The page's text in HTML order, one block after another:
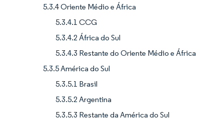
5.3.4 Oriente Médio e África
5.3.4.1 CCG
5.3.4.2 África do Sul
5.3.4.3 Restante do Oriente Médio e África
5.3.5 América do Sul
5.3.5.1 Brasil
5.3.5.2 Argentina
5.3.5.3 Restante da América do Sul